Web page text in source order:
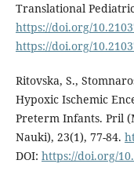
Translational
https://doi.org/
https://doi.org/
Ritovska, S.,
Hypoxic Ischemic
Preterm Infants. Pril
Nauki), 23(1), 77-84.
DOI: https://doi.org/